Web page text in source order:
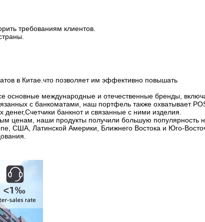
требованиям клиентов.
в Китае.что позволяет им эффективно повышать
основные международные и отечественные бренды,
с банкоматами, наш портфель также охватывает
банкнот и связанные с ними изделия.
ценам, наши продукты получили большую популярность
США, Латинской Америки, Ближнего Востока и Юго-